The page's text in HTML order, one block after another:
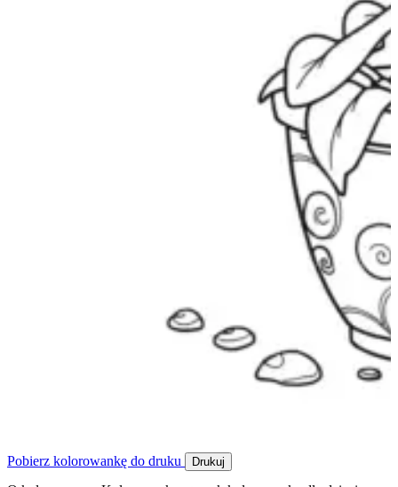
Pobierz kolorowankę do druku Drukuj